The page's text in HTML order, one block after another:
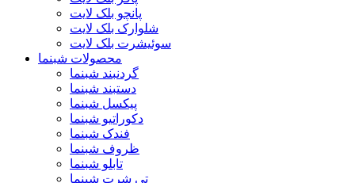
پانچو بلک لایت
شلوارک بلک لایت
سوئیشرت بلک لایت
محصولات شبنما
گردنبند شبنما
دستبند شبنما
پیکسل شبنما
دکوراتیو شبنما
فندک شبنما
ظروف شبنما
تابلو شبنما
تی شرت شبنما